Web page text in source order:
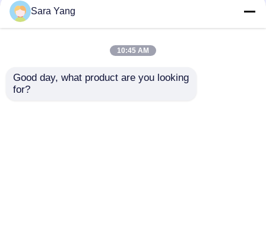
Ημι αδιαφανής σαφής
διαφανής
πλαστικό μη για την
μπλούζα
Sara Yang
10:45 AM
Good day, what product are you looking
for?